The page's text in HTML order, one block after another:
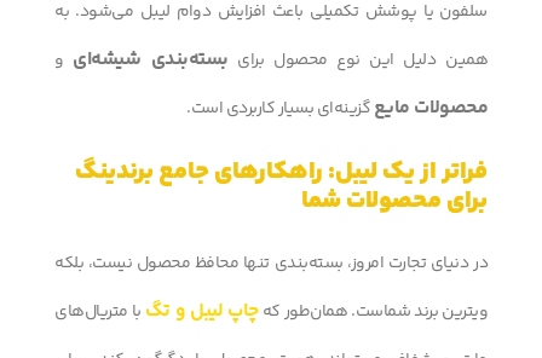
سلفون یا پوشش تکمیلی باعث افزایش دوام لیبل می‌شود. به
همین دلیل این نوع محصول برای بسته‌بندی شیشه‌ای و
محصولات مایعگزینه‌ای بسیار کاربردی است.
فراتر از یک لیبل: راهکارهای جامع برندینگ
برای محصولات شما
در دنیای تجارت امروز، بسته‌بندی تنها محافظ محصول نیست، بلکه
ویترین برند شماست. همان‌طور کهچاپ لیبل و تگ با متریال‌های